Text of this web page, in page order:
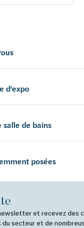
d'expo
de bains
posées
et recevez des
secteur et de